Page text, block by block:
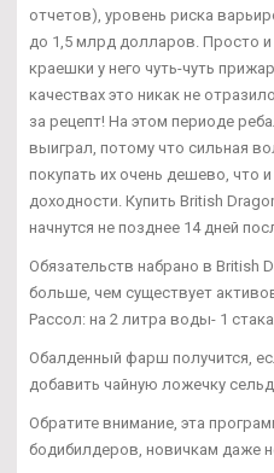
отчетов), уровень риска
до 1,5 млрд долларов. Просто и
краешки у него чуть-чуть
качествах это никак не
за рецепт! На этом периоде
выиграл, потому что сильная
покупать их очень дешево, что
доходности. Купить British
начнутся не позднее 14 дней
Обязательств набрано в British
больше, чем существует
Рассол: на 2 литра воды- 1
Обалденный фарш получится,
добавить чайную ложечку
Обратите внимание, эта
бодибилдеров, новичкам даже